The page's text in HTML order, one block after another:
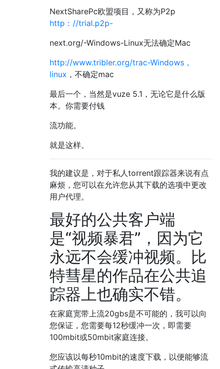
NextSharePc欧盟项目，又称为P2p
http：//trial.p2p-
next.org/-Windows-Linux无法确定Mac
http://www.tribler.org/trac-Windows，
linux ，不确定mac
最后一个，当然是vuze 5.1，无论它是什么版
本。你需要付钱
流功能。
就是这样。
我的建议是，对于私人torrent跟踪器来说有点
麻烦，您可以在允许您从其下载的选项中更改
用户代理。
最好的公共客户端
是“视频暴君”，因为它
永远不会缓冲视频。比
特彗星的作品在公共追
踪器上也确实不错。
在家庭宽带上流20gbs是不可能的，我可以向
您保证，您需要每12秒缓冲一次，即需要
100mbit或50mbit家庭连接。
您应该以每秒10mbit的速度下载，以便能够流